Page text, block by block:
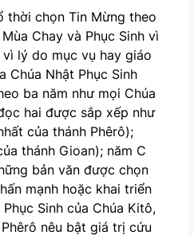
thời chọn Tin Mừng theo
Chay và Phục Sinh vì
lý do mục vụ hay giáo
Chúa Nhật Phục Sinh
ba năm như mọi Chúa
hai được sắp xếp như
của thánh Phêrô);
thánh Gioan); năm C
bản văn được chọn
mạnh hoặc khai triển
Sinh của Chúa Kitô,
nêu bật giá trị cứu